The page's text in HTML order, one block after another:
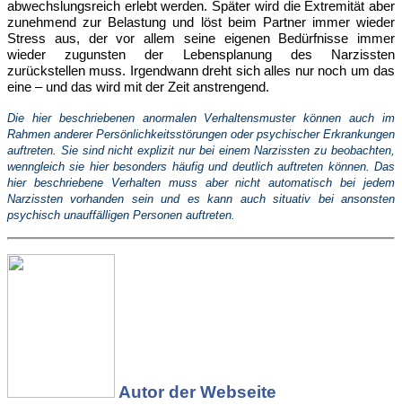
abwechslungsreich erlebt werden. Später wird die Extremität aber
zunehmend zur Belastung und löst beim Partner immer wieder
Stress aus, der vor allem seine eigenen Bedürfnisse immer
wieder zugunsten der Lebensplanung des Narzissten
zurückstellen muss. Irgendwann dreht sich alles nur noch um das
eine – und das wird mit der Zeit anstrengend.
Die hier beschriebenen anormalen Verhaltensmuster können auch im
Rahmen anderer Persönlichkeitsstörungen oder psychischer Erkrankungen
auftreten. Sie sind nicht explizit nur bei einem Narzissten zu beobachten,
wenngleich sie hier besonders häufig und deutlich auftreten können. Das
hier beschriebene Verhalten muss aber nicht automatisch bei jedem
Narzissten vorhanden sein und es kann auch situativ bei ansonsten
psychisch unauffälligen Personen auftreten.
Autor der Webseite